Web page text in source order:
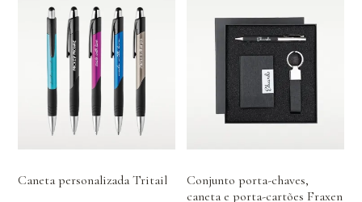
Caneta personalizada Tritail
Conjunto porta-chaves,
caneta e porta-cartões Fraxen